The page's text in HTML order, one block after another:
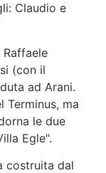
Claudio e
(con il
ad Arani.
Terminus, ma
le due
Egle".
costruita dal